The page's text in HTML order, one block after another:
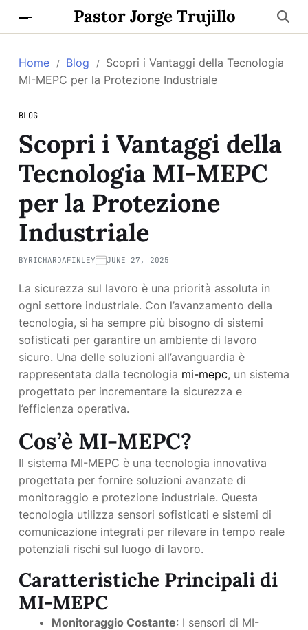
Pastor Jorge Trujillo
Home Blog
Scopri i Vantaggi della Tecnologia
MI-MEPC per la Protezione Industriale
BLOG
Scopri i Vantaggi della
Tecnologia MI-MEPC
per la Protezione
Industriale
BYRICHARDAFINLEY JUNE 27, 2025
La sicurezza sul lavoro è una priorità assoluta in
ogni settore industriale. Con l’avanzamento della
tecnologia, si ha sempre più bisogno di sistemi
sofisticati per garantire un ambiente di lavoro
sicuro. Una delle soluzioni all’avanguardia è
rappresentata dalla tecnologia mi-mepc, un sistema
progettato per incrementare la sicurezza e
l’efficienza operativa.
Cos’è MI-MEPC?
Il sistema MI-MEPC è una tecnologia innovativa
progettata per fornire soluzioni avanzate di
monitoraggio e protezione industriale. Questa
tecnologia utilizza sensori sofisticati e sistemi di
comunicazione integrati per rilevare in tempo reale
potenziali rischi sul luogo di lavoro.
Caratteristiche Principali di
MI-MEPC
Monitoraggio Costante: I sensori di MI-